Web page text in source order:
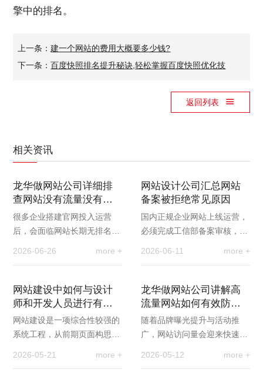
擎中的排名。
上一条：建一个网站的费用大概要多少钱?
下一条：百度快照排名提升秘诀,轻松掌握百度快照优化技
返回列表
相关资讯
龙华做网站公司详细排
查网站没有流量没有排
名是什么原因？
很多企业搭建官网投入运营
后，会面临网站长期无排名、
2026-06-26 more +
网站设计公司汇总网站
备案被拒绝常见原因
国内正规企业网站上线运营，
必须完成工信部备案审核，备
2026-06-11 more +
网站建设中如何与设计
师和开发人员进行有效
的沟通合作
网站建设是一项综合性较强的
系统工程，从前期页面构思、
2026-05-21 more +
龙华做网站公司讲解高
流量网站如何有效防止
网站崩溃
随着品牌曝光提升与活动推
广，网站访问量会迎来快速增
2026-05-12 more +